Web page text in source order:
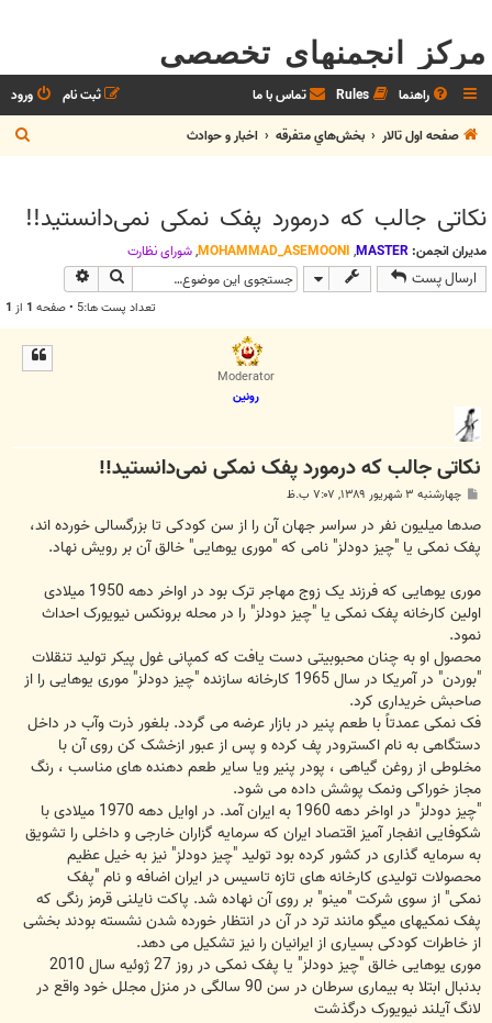
مرکز انجمنهای تخصصی
راهنما Rules تماس با ما ورود
ثبت نام
صفحه اول تالار
بخش‌‌هاي متفرقه اخبار و حوادث
س
نکاتی جالب که درمورد پفک نمکی نمی‌دانستید!!
مدیران انجمن: MASTER
,
MOHAMMAD_ASEMOONI
,شوراي نظارت
ارسال پست جستجو
تعداد پست ها:5 • صفحه 1 از 1
Moderator
رونین
نکاتی جالب که درمورد پفک نمکی نمی‌دانستید!!
س
ت
چهارشنبه ۳ شهریور ۱۳۸۹, ۷:۰۷ ب.ظ
صدها میلیون نفر در سراسر جهان آن را از سن کودکی تا بزرگسالی خورده اند،
پفک نمکی یا "چیز دودلز" نامی که "موری یوهایی" خالق آن بر رویش نهاد.
موری یوهایی که فرزند یک زوج مهاجر ترک بود در اواخر دهه 1950 میلادی
اولین کارخانه پفک نمکی یا "چیز دودلز" را در محله برونکس نیویورک احداث
نمود.
محصول او به چنان محبوبیتی دست یافت که کمپانی غول پیکر تولید تنقلات
"بوردن" در آمریکا در سال 1965 کارخانه سازنده "چیز دودلز" موری یوهایی را از
صاحبش خریداری کرد.
فک نمکی عمدتاً با طعم پنیر در بازار عرضه می گردد. بلغور ذرت وآب در داخل
دستگاهی به نام اکسترودر پف کرده و پس از عبور ازخشک کن روی آن با
مخلوطی از روغن گیاهی ، پودر پنیر ویا سایر طعم دهنده های مناسب ، رنگ
مجاز خوراکی ونمک پوشش داده می شود.
"چیز دودلز" در اواخر دهه 1960 به ایران آمد. در اوایل دهه 1970 میلادی با
شکوفایی انفجار آمیز اقتصاد ایران که سرمایه گزاران خارجی و داخلی را تشویق
به سرمایه گذاری در کشور کرده بود تولید "چیز دودلز" نیز به خیل عظیم
محصولات تولیدی کارخانه های تازه تاسیس در ایران اضافه و نام "پفک
نمکی" از سوی شرکت "مینو" بر روی آن نهاده شد. پاکت نایلنی قرمز رنگی که
پفک نمکیهای میگو مانند ترد در آن در انتظار خورده شدن نشسته بودند بخشی
از خاطرات کودکی بسیاری از ایرانیان را نیز تشکیل می دهد.
موری یوهایی خالق "چیز دودلز" یا پفک نمکی در روز 27 ژوئیه سال 2010
بدنبال ابتلا به بیماری سرطان در سن 90 سالگی در منزل مجلل خود واقع در
لانگ آیلند نیویورک درگذشت